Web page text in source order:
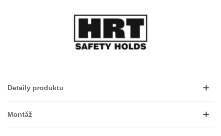
Detaily produktu
Montáž